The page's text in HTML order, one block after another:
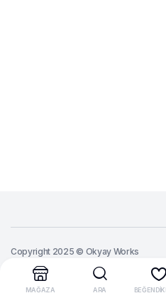
Copyright 2025 © Okyay Works
MAĞAZA ARA